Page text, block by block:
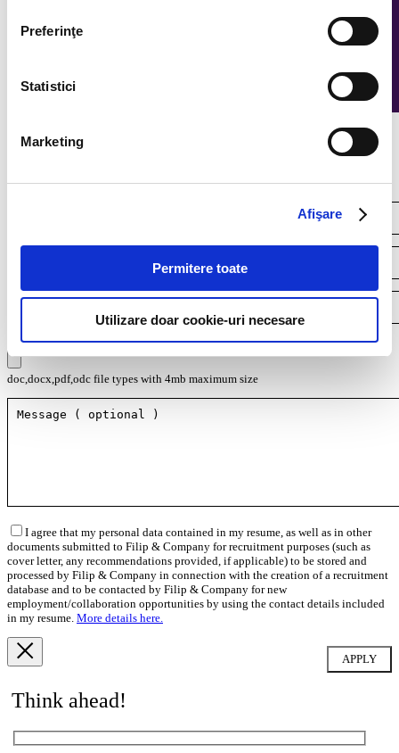
Preferinţe
Statistici
Marketing
Afişare
Permitere toate
Utilizare doar cookie-uri necesare
Continuous recruitment
Your resume*
doc,docx,pdf,odc file types with 4mb maximum size
I agree that my personal data contained in my resume, as well as in other
documents submitted to Filip & Company for recruitment purposes (such as
cover letter, any recommendations provided, if applicable) to be stored and
processed by Filip & Company in connection with the creation of a recruitment
database and to be contacted by Filip & Company for new
employment/collaboration opportunities by using the contact details included
in my resume. More details here.
Think ahead!